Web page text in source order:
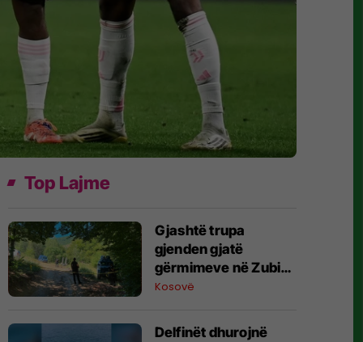
Top Lajme
Gjashtë trupa
gjenden gjatë
gërmimeve në Zubin
Potok
Kosovë
Delfinët dhurojnë